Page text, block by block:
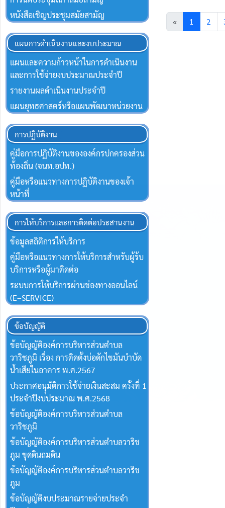
หนังสือเชิญประชุมสมัยสามัญ
แผนการดำเนินงานและงบประมาณ
แผนและความก้าวหน้าในการดำเนินงาน
และการใช้จ่ายงบประมาณประจำปี
รายงานผลดำเนินงานประจำปี
แผนยุทธศาสตร์หรือแผนพัฒนาหน่วยงาน
การปฏิบัติงาน
คู่มือการปฏิบัติงานขององค์กรปกครองส่วน
ท้องถิ่น (จนท.อปท.)
คู่มือหรือแนวทางการปฏิบัติงานของเจ้า
หน้าที่
การให้บริการและการติดต่อประสานงาน
ข้อมูลสถิติการให้บริการ
คู่มือหรือแนวทางการให้บริการสำหรับผู้ร้บ
บริการหรือผู้มาติดต่อ
ระบบการให้บริการผ่านช่องทางออนไลน์
(E–SERVICE)
ข้อบัญญัติ
ข้อบัญญัติองค์การบริหารส่วนตำบล
วาริชภูมิ เรื่อง การติดตั้งบ่อดักไขมันบำบัด
น้ำเสียในอาคาร พ.ศ.2567
ประกาศอนุุมัติการใช้จ่ายเงินสะสม ครั้งที่ 1
ประจำปีงบประมาณ พ.ศ.2568
ข้อบัญญัติองค์การบริหารส่วนตำบล
วาริชภูมิ
ข้อบัญญัติองค์การบริหารส่วนตำบลวาริช
ภูม ขุดดินถมดิน
ข้อบัญญัติองค์การบริหารส่วนตำบลวาริช
ภูม
ข้อบัญญัติงบประมาณรายจ่ายประจำ